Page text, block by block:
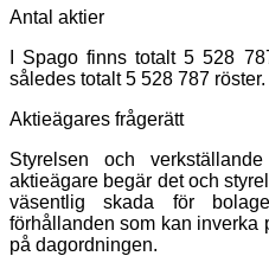
Antal aktier
I Spago finns totalt 5 528
således totalt 5 528 787 röster.
Aktieägares frågerätt
Styrelsen och
aktieägare begär det och
väsentlig skada för
förhållanden som kan inverka
på dagordningen.